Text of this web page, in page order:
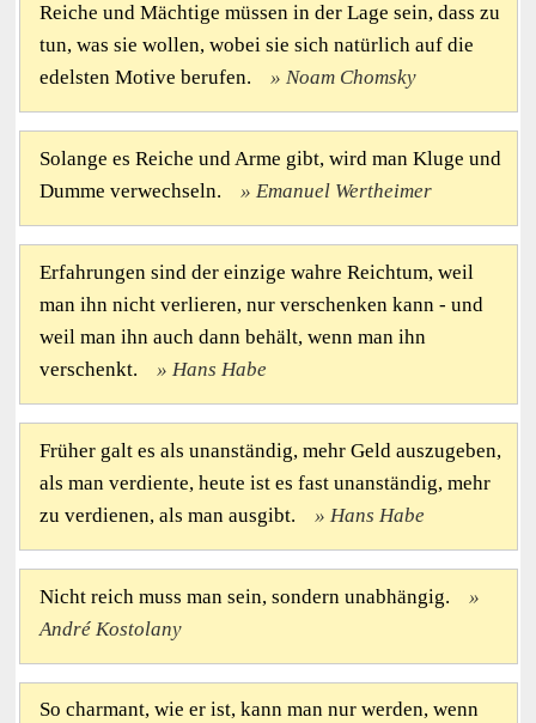
Reiche und Mächtige müssen in der Lage sein, dass zu
tun, was sie wollen, wobei sie sich natürlich auf die
edelsten Motive berufen.
Noam Chomsky
Solange es Reiche und Arme gibt, wird man Kluge und
Dumme verwechseln.
Emanuel Wertheimer
Erfahrungen sind der einzige wahre Reichtum, weil
man ihn nicht verlieren, nur verschenken kann - und
weil man ihn auch dann behält, wenn man ihn
verschenkt.
Hans Habe
Früher galt es als unanständig, mehr Geld auszugeben,
als man verdiente, heute ist es fast unanständig, mehr
zu verdienen, als man ausgibt.
Hans Habe
Nicht reich muss man sein, sondern unabhängig.
André Kostolany
So charmant, wie er ist, kann man nur werden, wenn